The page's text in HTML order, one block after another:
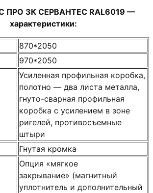
ПРО 3К СЕРВАНТЕС RAL6019 —
характеристики:
870*2050
970*2050
Усиленная профильная коробка,
полотно — два листа металла,
гнуто-сварная профильная
коробка с усилением в зоне
ригелей, противосъемные
штыри
Гнутая кромка
Опция «мягкое
закрывание» (магнитный
уплотнитель и дополнительный